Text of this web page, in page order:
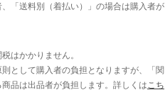
「送料別（着払い）」の場合は購入者が
はかかりません。
として購入者の負担となりますが、「関
品は出品者が負担します。詳しくは こち